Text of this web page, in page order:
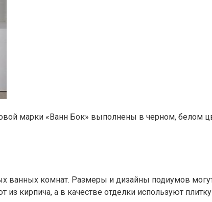
марки «Ванн Бок» выполнены в черном, белом
ванных комнат. Размеры и дизайны подиумов
кирпича, а в качестве отделки используют